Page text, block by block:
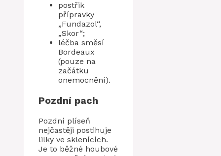
postřik
přípravky
„Fundazol“,
„Skor“;
léčba směsí
Bordeaux
(pouze na
začátku
onemocnění).
Pozdní pach
Pozdní plíseň
nejčastěji postihuje
lilky ve sklenících.
Je to běžné houbové